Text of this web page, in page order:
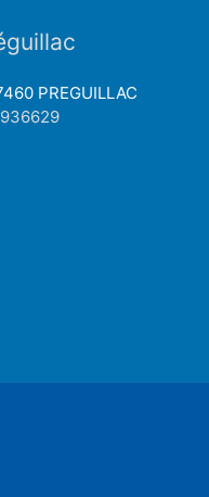
PREGUILLAC